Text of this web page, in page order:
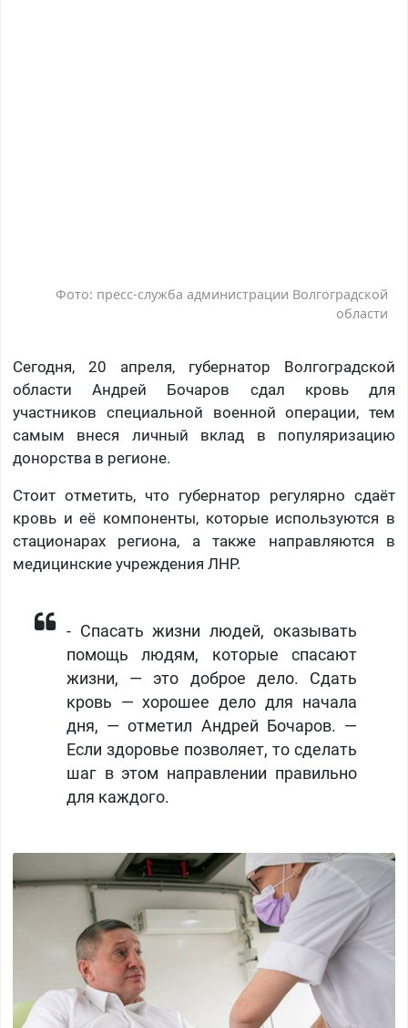
Фото: пресс-служба администрации Волгоградской
области
Сегодня, 20 апреля, губернатор Волгоградской
области Андрей Бочаров сдал кровь для
участников специальной военной операции, тем
самым внеся личный вклад в популяризацию
донорства в регионе.
Стоит отметить, что губернатор регулярно сдаёт
кровь и её компоненты, которые используются в
стационарах региона, а также направляются в
медицинские учреждения ЛНР.
- Спасать жизни людей, оказывать
помощь людям, которые спасают
жизни, — это доброе дело. Сдать
кровь — хорошее дело для начала
дня, — отметил Андрей Бочаров. —
Если здоровье позволяет, то сделать
шаг в этом направлении правильно
для каждого.